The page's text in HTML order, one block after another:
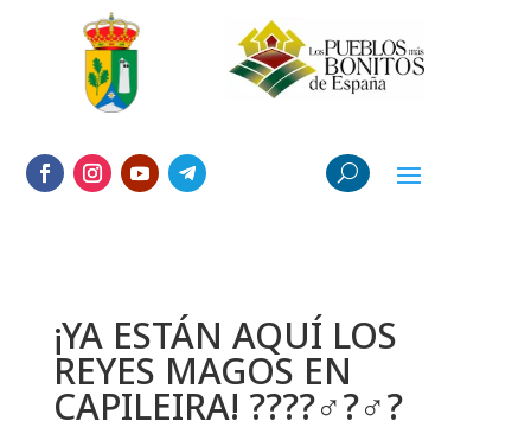
¡YA ESTÁN AQUÍ LOS
REYES MAGOS EN
CAPILEIRA! ????‍♂️?‍♂️?